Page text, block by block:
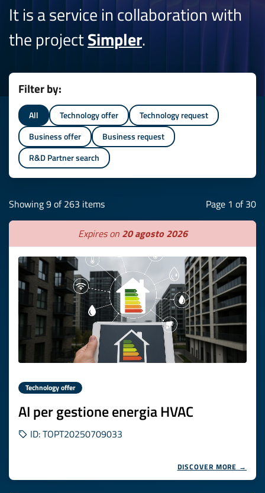
It is a service in collaboration with
the projectSimpler.
Filter by:
All Technology offer
Technology request
Business offer
Business request
R&D Partner search
Showing 9 of 263 items Page 1 of 30
Expires on 20 agosto 2026
Technology offer
AI per gestione energia HVAC
ID: TOPT20250709033
DISCOVER MORE →